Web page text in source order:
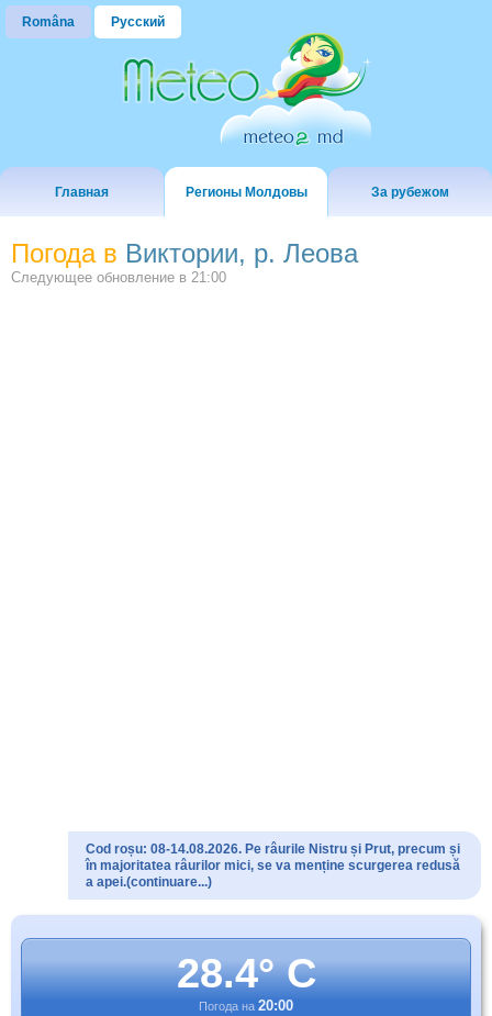
Româna Русский
Главная Регионы Молдовы За рубежом
Погода в Виктории, р. Леова
Следующее обновление в 21:00
Cod roșu: 08-14.08.2026. Pe râurile Nistru și Prut, precum și
în majoritatea râurilor mici, se va menține scurgerea redusă
a apei.(continuare...)
28.4° C
Погода на 20:00